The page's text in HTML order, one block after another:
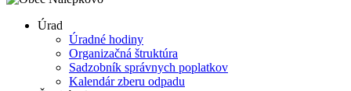
Úrad
Úradné hodiny
Organizačná štruktúra
Sadzobník správnych poplatkov
Kalendár zberu odpadu